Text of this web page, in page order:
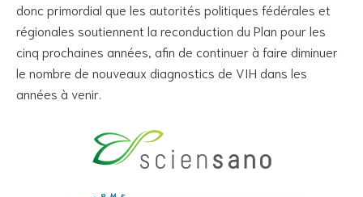
donc primordial que les autorités politiques fédérales et
régionales soutiennent la reconduction du Plan pour les
cinq prochaines années, afin de continuer à faire diminuer
le nombre de nouveaux diagnostics de VIH dans les
années à venir.